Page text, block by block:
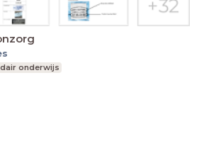
onderwijs